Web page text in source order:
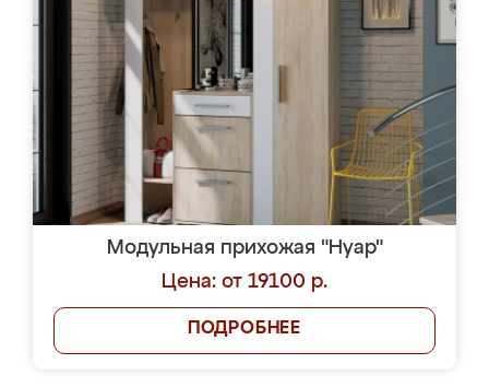
Модульная прихожая "Нуар"
Цена: от 19100 р.
ПОДРОБНЕЕ